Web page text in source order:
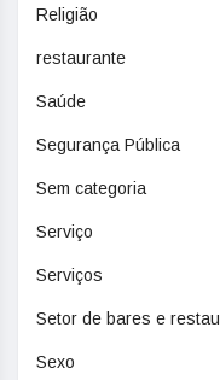
Religião
restaurante
Saúde
Segurança Pública
Sem categoria
Serviço
Serviços
Setor de bares e
Sexo